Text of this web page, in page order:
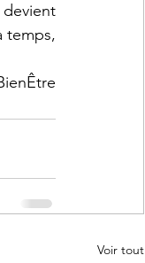
temps,
Voir tout